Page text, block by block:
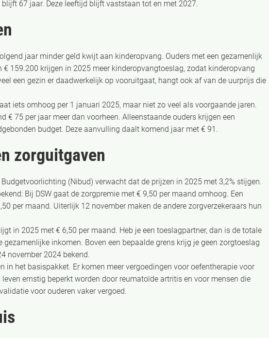
blijft 67 jaar. Deze leeftijd blijft vaststaan tot en met 2027.
jaar minder geld kwijt aan kinderopvang. Ouders met een gezamenlijk
€ 159.200 krijgen in 2025 meer kinderopvangtoeslag, zodat kinderopvang
een gezin er daadwerkelijk op vooruitgaat, hangt ook af van de uurprijs die
iets omhoog per 1 januari 2025, maar niet zo veel als voorgaande jaren.
€ 75 per jaar meer dan voorheen. Alleenstaande ouders krijgen een
budget. Deze aanvulling daalt komend jaar met € 91.
zorguitgaven
(Nibud) verwacht dat de prijzen in 2025 met 3,2% stijgen.
Bij DSW gaat de zorgpremie met € 9,50 per maand omhoog. Een
per maand. Uiterlijk 12 november maken de andere zorgverzekeraars hun
in 2025 met € 6,50 per maand. Heb je een toeslagpartner, dan is de totale
inkomen. Boven een bepaalde grens krijg je geen zorgtoeslag
november 2024 bekend.
in het basispakket. Er komen meer vergoedingen voor oefentherapie voor
ernstig beperkt worden door reumatoïde artritis en voor mensen die
voor ouderen vaker vergoed.